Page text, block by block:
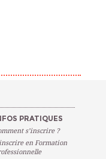
PRATIQUES
s’inscrire ?
en Formation